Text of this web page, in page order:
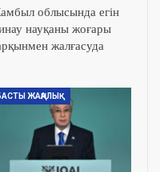
облысында егін
науқаны жоғары
жалғасуда
ЖАҢАЛЫҚ